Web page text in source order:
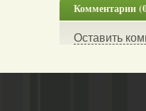
Комментарии
Оставить